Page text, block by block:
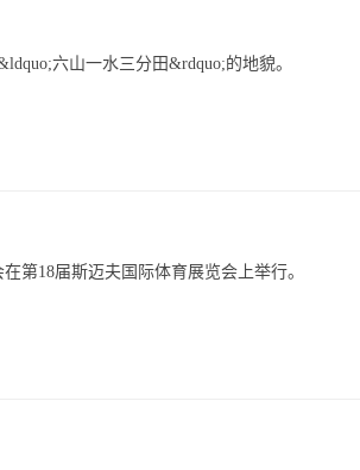
六山一水三分田&rdquo;的地貌。
第18届斯迈夫国际体育展览会上举行。